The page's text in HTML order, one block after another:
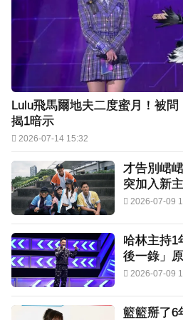
Lulu飛馬爾地夫二度蜜月！被
揭1暗示
2026-07-14 15:32
才告別峮
突加入新
2026-07-09
哈林主持1
後一錄」
2026-07-09
籃籃掰了6